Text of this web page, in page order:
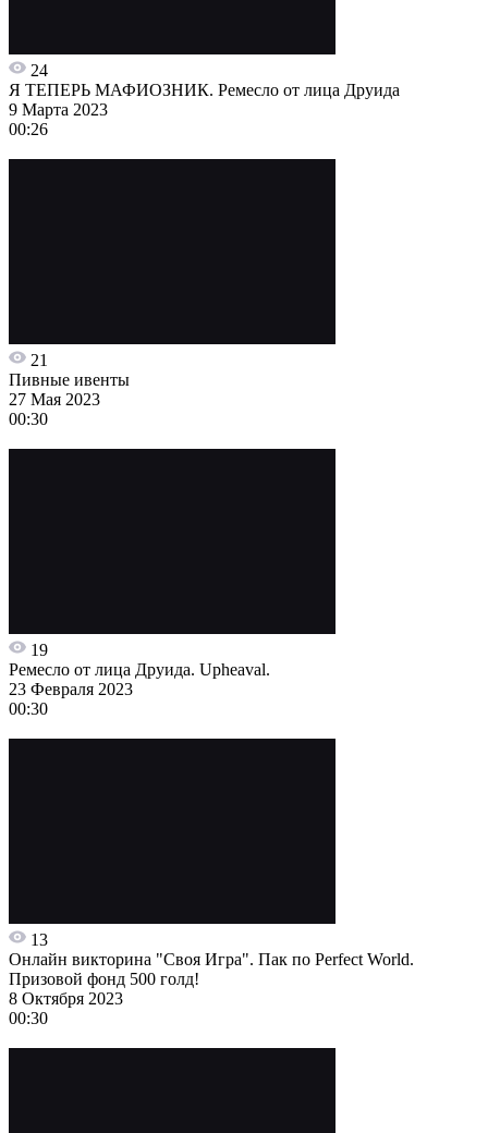
24
Я ТЕПЕРЬ МАФИОЗНИК. Ремесло от лица Друида
9 Марта 2023
00:26
21
Пивные ивенты
27 Мая 2023
00:30
19
Ремесло от лица Друида. Upheaval.
23 Февраля 2023
00:30
13
Онлайн викторина "Своя Игра". Пак по Perfect World.
Призовой фонд 500 голд!
8 Октября 2023
00:30